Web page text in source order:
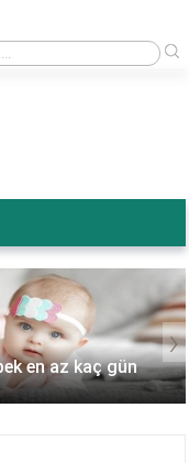
karın şişmesi normal mi?
en az kaç gün
›